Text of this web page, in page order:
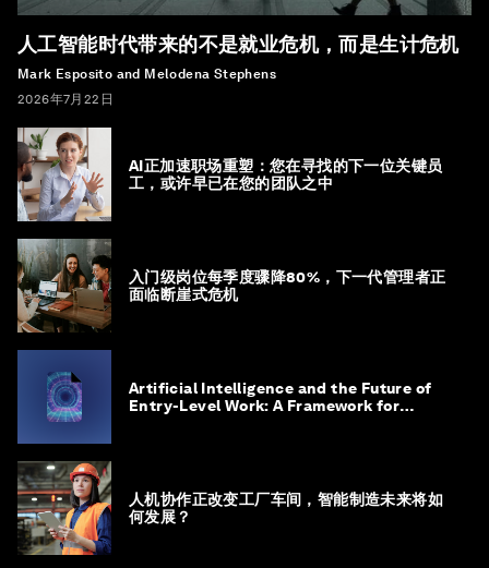
人工智能时代带来的不是就业危机，而是生计危机
Mark Esposito and Melodena Stephens
2026年7月22日
AI正加速职场重塑：您在寻找的下一位关键员
工，或许早已在您的团队之中
入门级岗位每季度骤降80%，下一代管理者正
面临断崖式危机
Artificial Intelligence and the Future of
Entry-Level Work: A Framework for
人机协作正改变工厂车间，智能制造未来将如
何发展？